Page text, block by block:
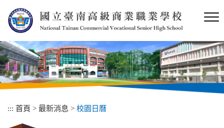
內
容
區
塊
::: 首頁 > 最新消息 > 校園日曆